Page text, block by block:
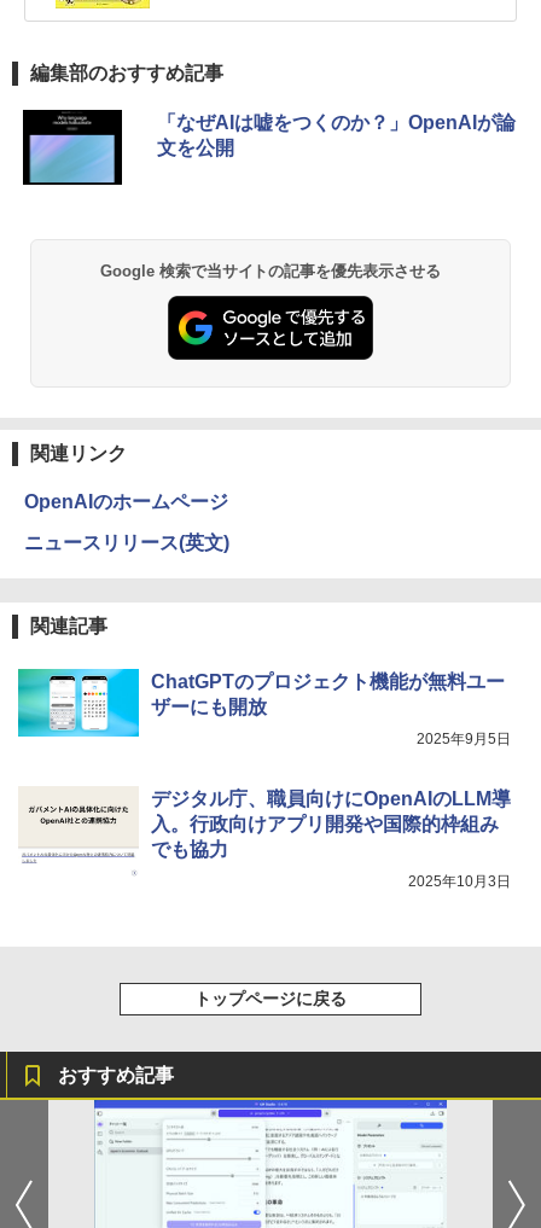
編集部のおすすめ記事
「なぜAIは嘘をつくのか？」OpenAIが論
文を公開
Google 検索で当サイトの記事を優先表示させる
関連リンク
OpenAIのホームページ
ニュースリリース(英文)
関連記事
ChatGPTのプロジェクト機能が無料ユー
ザーにも開放
2025年9月5日
デジタル庁、職員向けにOpenAIのLLM導
入。行政向けアプリ開発や国際的枠組み
でも協力
2025年10月3日
トップページに戻る
おすすめ記事